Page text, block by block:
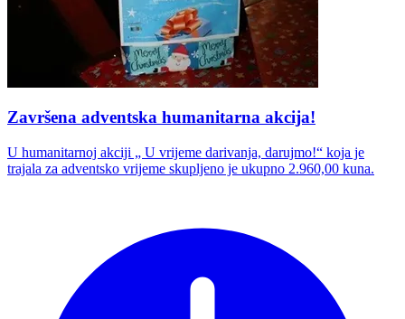
Završena adventska humanitarna akcija!
U humanitarnoj akciji „ U vrijeme darivanja, darujmo!“ koja je
trajala za adventsko vrijeme skupljeno je ukupno 2.960,00 kuna.